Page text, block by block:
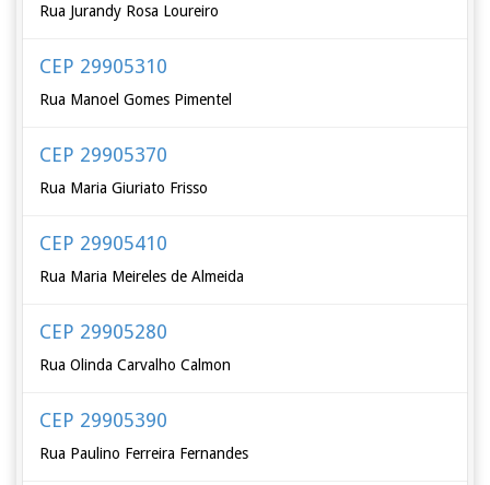
Rua Jurandy Rosa Loureiro
CEP 29905310
Rua Manoel Gomes Pimentel
CEP 29905370
Rua Maria Giuriato Frisso
CEP 29905410
Rua Maria Meireles de Almeida
CEP 29905280
Rua Olinda Carvalho Calmon
CEP 29905390
Rua Paulino Ferreira Fernandes